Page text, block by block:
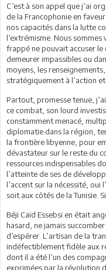
C’est à son appel que j’ai
de la Francophonie en
nos capacités dans la lutte
l’extrémisme. Nous
frappé ne pouvait accuser le
demeurer impassibles ou
moyens, les
stratégiquement à l’action
Partout, promesse tenue,
ce combat, son lourd
constamment menacé,
diplomatie dans la région,
la frontière libyenne, pour
dévastateur sur le reste du
ressources indispensables
l’atteinte de ses de
l’accent sur la nécessité,
soit aux côtés de la Tunisie.
Béji Caïd Essebsi en était
hasard, ne jamais
d’espérer. L’artisan de la
indéfectiblement fidèle aux
dont il a été l’un des
exprimées par la révolution